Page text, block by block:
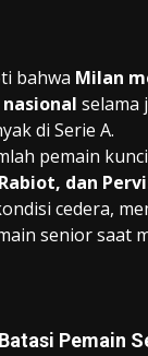
bahwa Milan
selama
di Serie A.
pemain
dan
cedera,
senior saat
Pemain